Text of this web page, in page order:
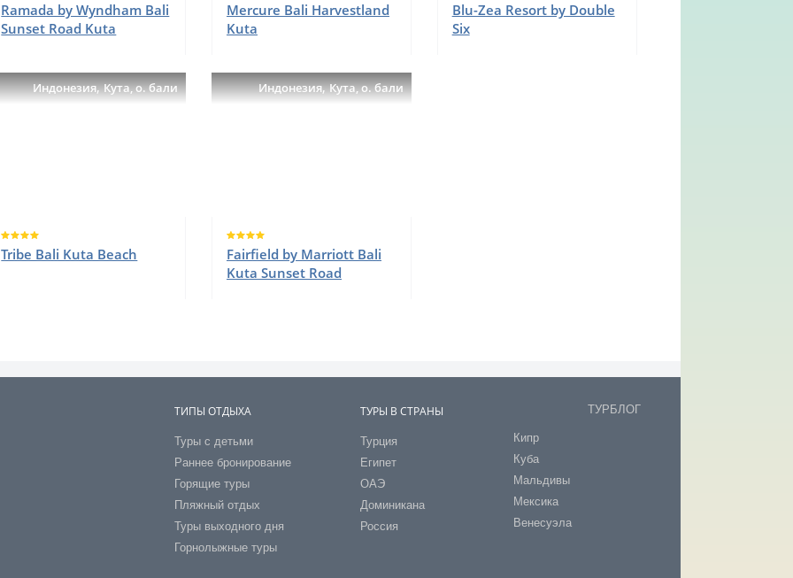
Ramada by Wyndham Bali
Sunset Road Kuta
Mercure Bali Harvestland
Kuta
Blu-Zea Resort by Double
Six
Индонезия,Кута, о. бали
Tribe Bali Kuta Beach
Индонезия,Кута, о. бали
Fairfield by Marriott Bali
Kuta Sunset Road
ТИПЫ ОТДЫХА
Туры с детьми
Раннее бронирование
Горящие туры
Пляжный отдых
Туры выходного дня
Горнолыжные туры
ТУРЫ В СТРАНЫ
Турция
Египет
ОАЭ
Доминикана
Россия
ТУРБЛОГ
Кипр
Куба
Мальдивы
Мексика
Венесуэла